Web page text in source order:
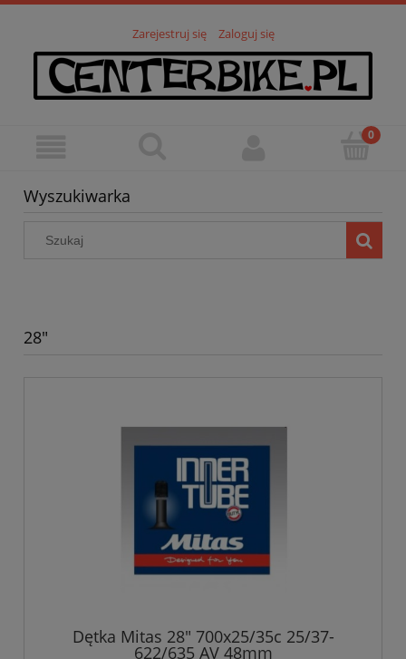
Zarejestruj się Zaloguj się
Wyszukiwarka
28"
Dętka Mitas 28" 700x25/35c 25/37-
622/635 AV 48mm